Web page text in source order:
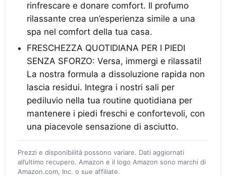
rinfrescare e donare comfort. Il profumo
rilassante crea un’esperienza simile a una
spa nel comfort della tua casa.
FRESCHEZZA QUOTIDIANA PER I PIEDI
SENZA SFORZO: Versa, immergi e rilassati!
La nostra formula a dissoluzione rapida non
lascia residui. Integra i nostri sali per
pediluvio nella tua routine quotidiana per
mantenere i piedi freschi e confortevoli, con
una piacevole sensazione di asciutto.
Prezzi e disponibilità possono variare. Dati aggiornati
all’ultimo recupero. Amazon e il logo Amazon sono marchi di
Amazon.com, Inc. o sue affiliate.